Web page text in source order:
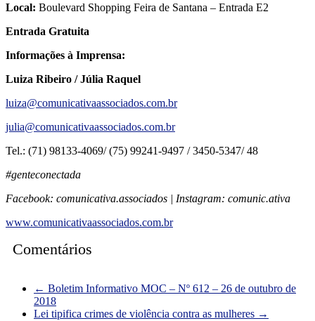
Local: Boulevard Shopping Feira de Santana – Entrada E2
Entrada Gratuita
Informações à Imprensa:
Luiza Ribeiro / Júlia Raquel
luiza@comunicativaassociados.com.br
julia@comunicativaassociados.com.br
Tel.: (71) 98133-4069/ (75) 99241-9497 / 3450-5347/ 48
#genteconectada
Facebook: comunicativa.associados | Instagram: comunic.ativa
www.comunicativaassociados.com.br
Comentários
← Boletim Informativo MOC – Nº 612 – 26 de outubro de
2018
Lei tipifica crimes de violência contra as mulheres →